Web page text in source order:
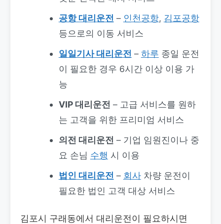
공항 대리운전 – 인천공항, 김포공항
등으로의 이동 서비스
일일기사 대리운전 – 하루 종일 운전
이 필요한 경우 6시간 이상 이용 가
능
VIP 대리운전 – 고급 서비스를 원하
는 고객을 위한 프리미엄 서비스
의전 대리운전 – 기업 임원진이나 중
요 손님 수행 시 이용
법인 대리운전 – 회사차량 운전이
필요한 법인 고객 대상 서비스
김포시 구래동에서 대리운전이 필요하시면